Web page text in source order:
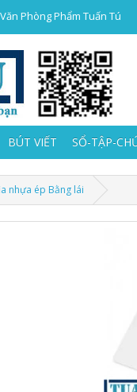
Phòng Phẩm Tuấn Tú
BÚT VIẾT SỔ-TẬP-
nhựa ép Bằng lái